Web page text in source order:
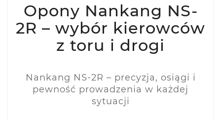
Opony Nankang NS-
2R – wybór kierowców
z toru i drogi
Nankang NS-2R – precyzja, osiągi i
pewność prowadzenia w każdej
sytuacji